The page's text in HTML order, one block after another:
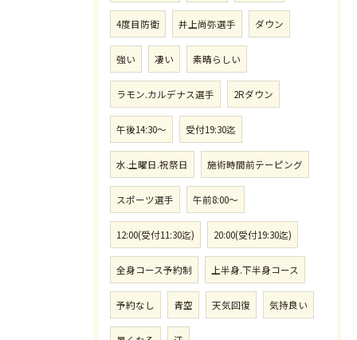
4度目防衛 井上尚弥選手 ダウン
強い 凄い 素晴らしい
ラモン.カルデナス選手 2Rダウン
午後14:30〜 受付19:30迄
水.土曜日.祝祭日 施術時間前テーピング
スポーツ選手 午前8:00〜
12:00(受付11:30迄) 20:00(受付19:30迄)
全身コース予約制 上半身.下半身コース
予約なし 青空 天気回復 気持良い